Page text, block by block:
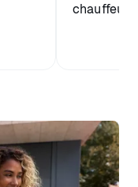
chauffeur.